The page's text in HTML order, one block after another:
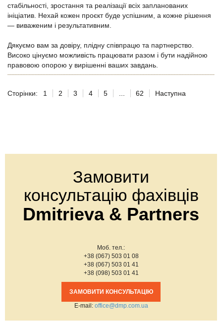
стабільності, зростання та реалізації всіх запланованих
ініціатив. Нехай кожен проєкт буде успішним, а кожне рішення
— виваженим і результативним.
Дякуємо вам за довіру, плідну співпрацю та партнерство.
Високо цінуємо можливість працювати разом і бути надійною
правовою опорою у вирішенні ваших завдань.
Сторінки: 1 2 3 4 5 62 Наступна
Замовити
консультацію фахівців
Dmitrieva & Partners
Моб. тел.:
+38 (067) 503 01 08
+38 (067) 503 01 41
+38 (098) 503 01 41
ЗАМОВИТИ КОНСУЛЬТАЦІЮ
Е-mail: office@dmp.com.ua